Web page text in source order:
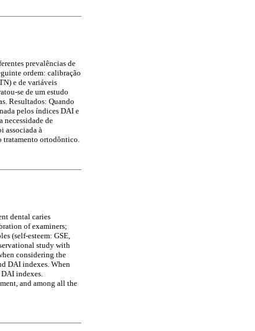
prevalências de
ordem: calibração
e de variáveis
se de um estudo
Resultados: Quando
pelos índices DAI e
necessidade de
associada à
tratamento ortodôntico.
dental caries
of examiners;
(self-esteem: GSE,
study with
considering the
DAI indexes. When
indexes.
and among all the